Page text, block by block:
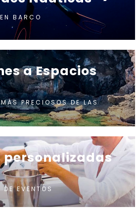
BARCO
a Espacios
PRECIOSOS DE LAS
personalizadas
EVENTOS